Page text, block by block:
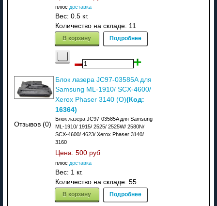
плюс доставка
Вес: 0.5 кг.
Количество на складе: 11
В корзину Подробнее
Отзывов (0)
Блок лазера JC97-03585A для
Samsung ML-1910/ SCX-4600/
Xerox Phaser 3140 (О)(Код:
16364)
Блок лазера JC97-03585A для Samsung
ML-1910/ 1915/ 2525/ 2525W/ 2580N/
SCX-4600/ 4623/ Xerox Phaser 3140/
3160
Цена: 500 руб
плюс доставка
Вес: 1 кг.
Количество на складе: 55
В корзину Подробнее